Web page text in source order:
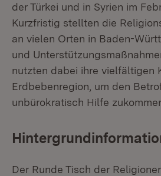
der Türkei und in Syrien im
Kurzfristig stellten die
an vielen Orten in Baden-
und
nutzten dabei ihre vielfältigen
Erdbebenregion, um den
unbürokratisch Hilfe
Der Runde Tisch der